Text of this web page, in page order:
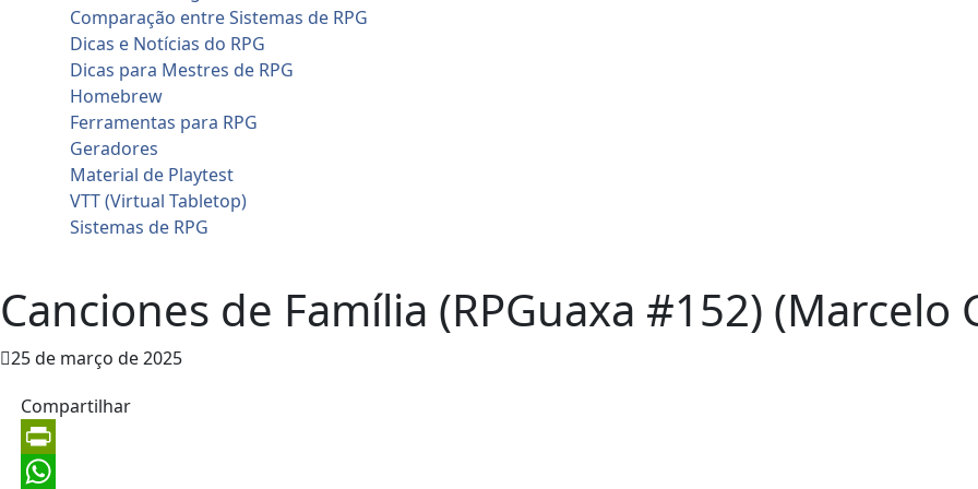
Comparação entre Sistemas de RPG
Dicas e Notícias do RPG
Dicas para Mestres de RPG
Homebrew
Ferramentas para RPG
Geradores
Material de Playtest
VTT (Virtual Tabletop)
Sistemas de RPG
Canciones de Família (RPGuaxa #152) (Marcelo
25 de março de 2025
Compartilhar
PrintFriendly